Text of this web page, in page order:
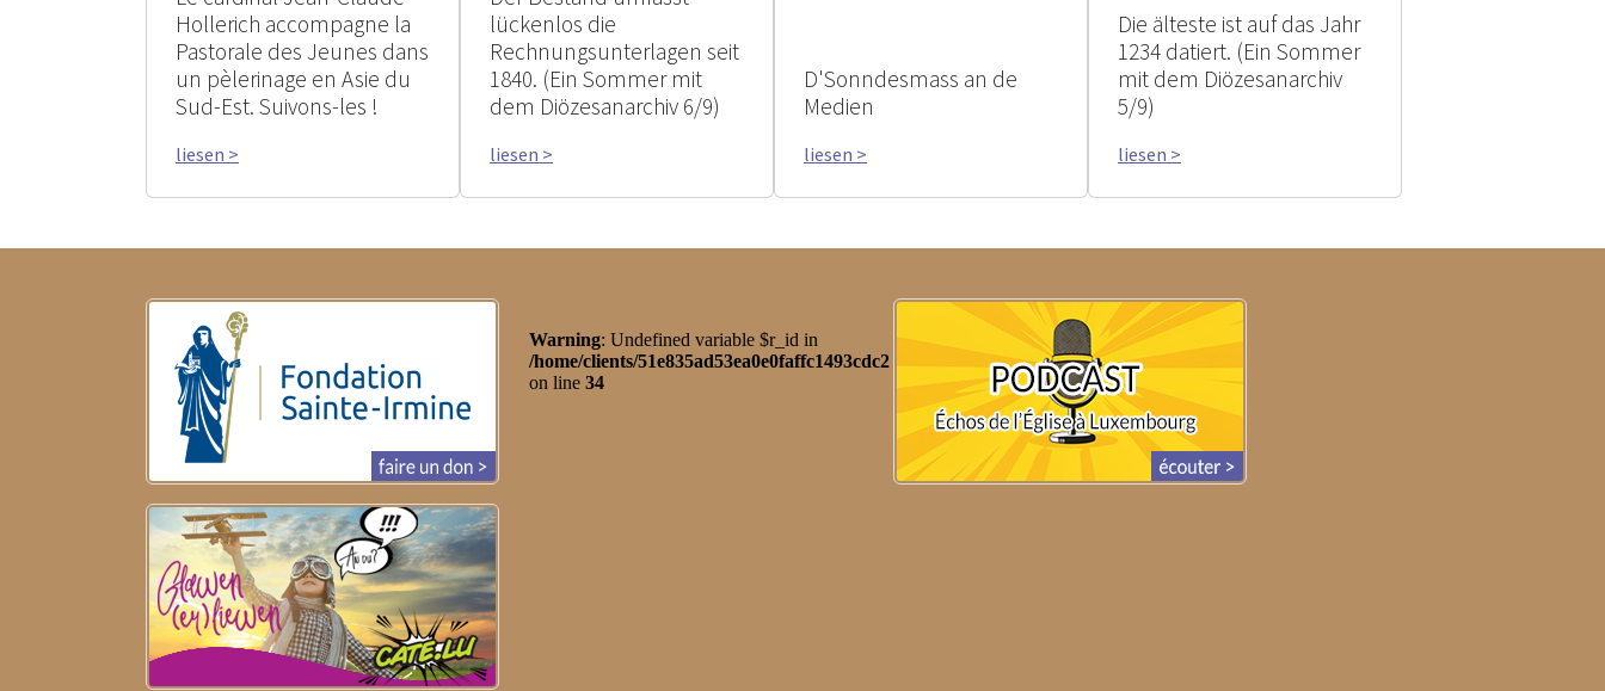
Hollerich accompagne la
Pastorale des Jeunes dans
un pèlerinage en Asie du
Sud-Est. Suivons-les !
liesen >
lückenlos die
Rechnungsunterlagen seit
1840. (Ein Sommer mit
dem Diözesanarchiv 6/9)
liesen >
D'Sonndesmass an de
Medien
liesen >
Die älteste ist auf das Jahr
1234 datiert. (Ein Sommer
mit dem Diözesanarchiv
5/9)
liesen >